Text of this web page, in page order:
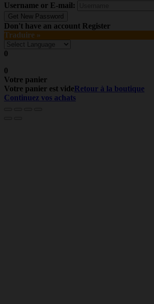
Username or E-mail:
Don't have an account Register
Traduire »
0
0
Votre panier
Votre panier est videRetour à la boutique
Continuez vos achats